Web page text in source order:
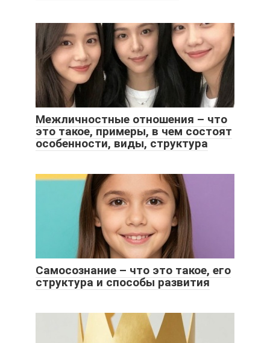
Межличностные отношения – что
это такое, примеры, в чем состоят
особенности, виды, структура
Самосознание – что это такое, его
структура и способы развития